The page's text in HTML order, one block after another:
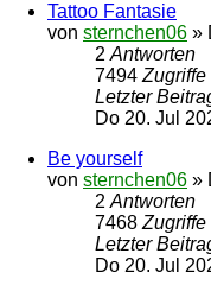
Tattoo Fantasie
von sternchen06 »
2 Antworten
7494 Zugriffe
Letzter
Do 20. Jul
Be yourself
von sternchen06 »
2 Antworten
7468 Zugriffe
Letzter
Do 20. Jul